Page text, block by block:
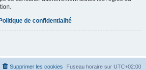
de confidentialité
Fuseau horaire sur UTC+02:00
Supprimer les cookies